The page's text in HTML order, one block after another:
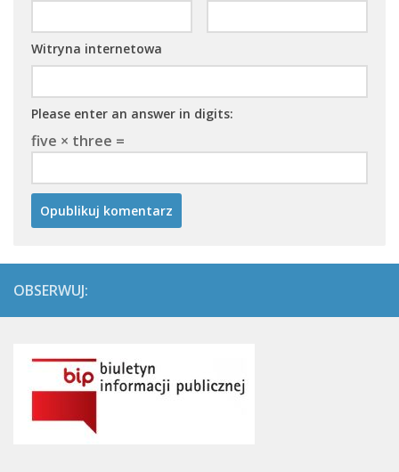
Witryna internetowa
Please enter an answer in digits:
five × three =
OBSERWUJ: